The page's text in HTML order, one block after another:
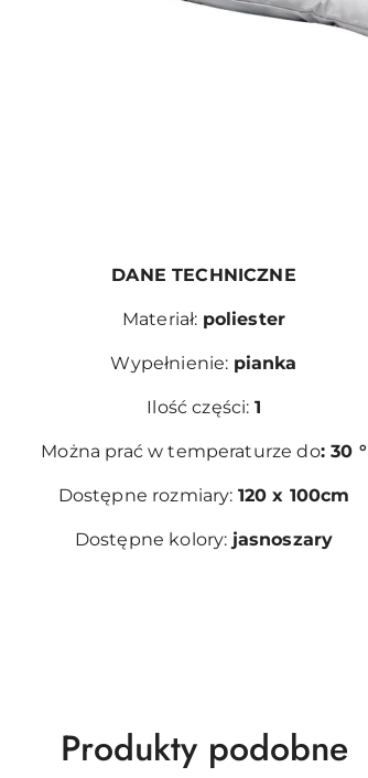
DANE TECHNICZNE
Materiał: poliester
Wypełnienie: pianka
Ilość części: 1
Można prać w temperaturze do: 30 °
Dostępne rozmiary: 120 x 100cm
Dostępne kolory: jasnoszary
Produkty
Produkty podobne